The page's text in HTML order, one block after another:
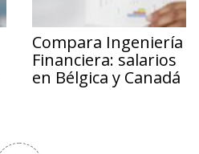
Compara Ingeniería
Financiera: salarios
en Bélgica y Canadá